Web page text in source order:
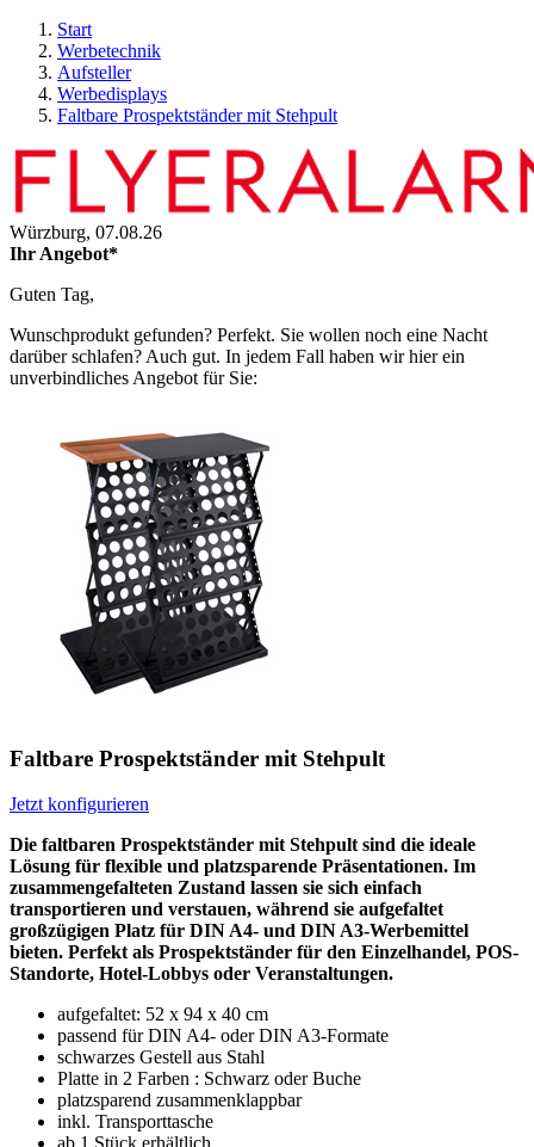
Start
Werbetechnik
Aufsteller
Werbedisplays
Faltbare Prospektständer mit Stehpult
Würzburg, 07.08.26
Ihr Angebot*
Guten Tag,
Wunschprodukt gefunden? Perfekt. Sie wollen noch eine Nacht
darüber schlafen? Auch gut. In jedem Fall haben wir hier ein
unverbindliches Angebot für Sie:
Faltbare Prospektständer mit Stehpult
Jetzt konfigurieren
Die faltbaren Prospektständer mit Stehpult sind die ideale
Lösung für flexible und platzsparende Präsentationen. Im
zusammengefalteten Zustand lassen sie sich einfach
transportieren und verstauen, während sie aufgefaltet
großzügigen Platz für DIN A4- und DIN A3-Werbemittel
bieten. Perfekt als Prospektständer für den Einzelhandel, POS-
Standorte, Hotel-Lobbys oder Veranstaltungen.
aufgefaltet: 52 x 94 x 40 cm
passend für DIN A4- oder DIN A3-Formate
schwarzes Gestell aus Stahl
Platte in 2 Farben : Schwarz oder Buche
platzsparend zusammenklappbar
inkl. Transporttasche